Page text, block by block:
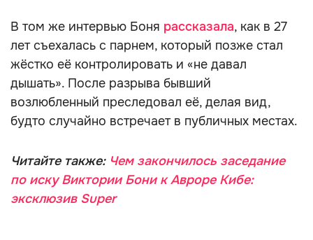
В том же интервью Боня рассказала, как в 27
лет съехалась с парнем, который позже стал
жёстко её контролировать и «не давал
дышать». После разрыва бывший
возлюбленный преследовал её, делая вид,
будто случайно встречает в публичных местах.
Читайте также: Чем закончилось заседание
по иску Виктории Бони к Авроре Кибе:
эксклюзив Super